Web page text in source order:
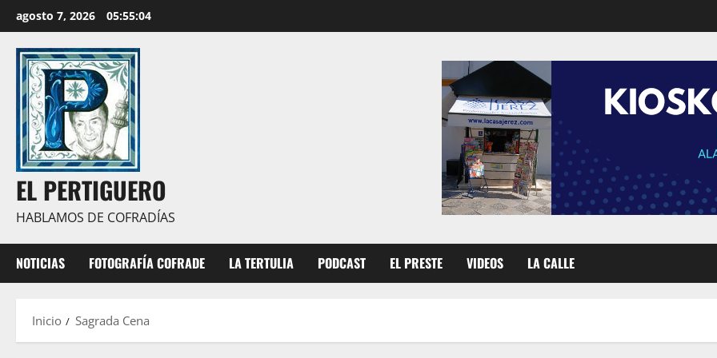
al
contenido
agosto 7, 2026 05:55:05
EL PERTIGUERO
HABLAMOS DE COFRADÍAS
NOTICIAS FOTOGRAFÍA COFRADE LA TERTULIA PODCAST EL PRESTE VIDEOS LA CALLE
Inicio Sagrada Cena